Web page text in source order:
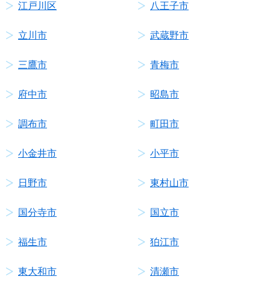
江戸川区 八王子市
立川市 武蔵野市
三鷹市 青梅市
府中市 昭島市
調布市 町田市
小金井市 小平市
日野市 東村山市
国分寺市 国立市
福生市 狛江市
東大和市 清瀬市